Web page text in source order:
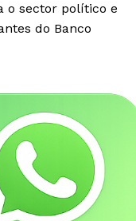
o sector político e
do Banco